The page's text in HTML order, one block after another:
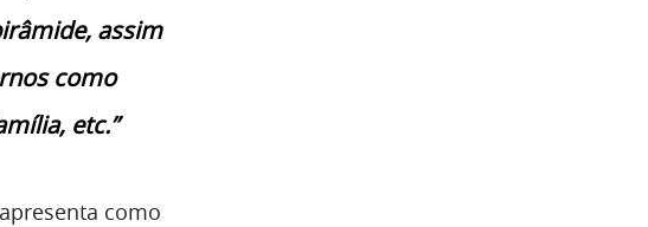
assim
como
etc.”
como